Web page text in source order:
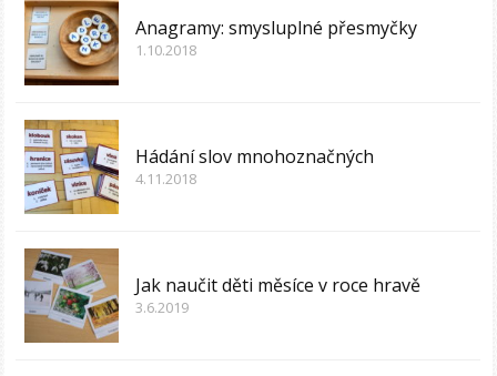
Anagramy: smysluplné přesmyčky
1.10.2018
Hádání slov mnohoznačných
4.11.2018
Jak naučit děti měsíce v roce hravě
3.6.2019